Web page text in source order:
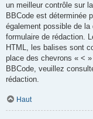
un meilleur contrôle sur
BBCode est déterminée
également possible de
formulaire de rédaction.
HTML, les balises sont
place des chevrons « <
BBCode, veuillez
rédaction.
Haut